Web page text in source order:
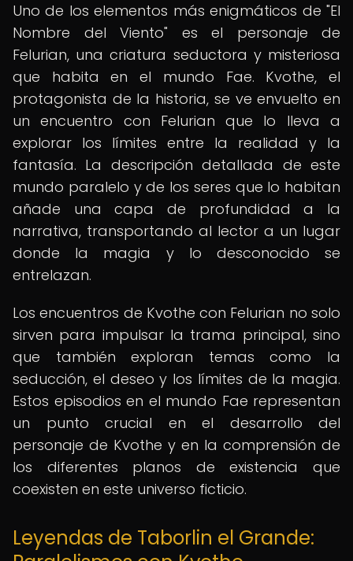
Uno de los elementos más enigmáticos de "El
Nombre del Viento" es el personaje de
Felurian, una criatura seductora y misteriosa
que habita en el mundo Fae. Kvothe, el
protagonista de la historia, se ve envuelto en
un encuentro con Felurian que lo lleva a
explorar los límites entre la realidad y la
fantasía. La descripción detallada de este
mundo paralelo y de los seres que lo habitan
añade una capa de profundidad a la
narrativa, transportando al lector a un lugar
donde la magia y lo desconocido se
entrelazan.
Los encuentros de Kvothe con Felurian no solo
sirven para impulsar la trama principal, sino
que también exploran temas como la
seducción, el deseo y los límites de la magia.
Estos episodios en el mundo Fae representan
un punto crucial en el desarrollo del
personaje de Kvothe y en la comprensión de
los diferentes planos de existencia que
coexisten en este universo ficticio.
Leyendas de Taborlin el Grande: